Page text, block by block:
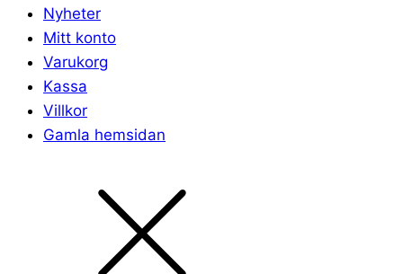
Nyheter
Mitt konto
Varukorg
Kassa
Villkor
Gamla hemsidan